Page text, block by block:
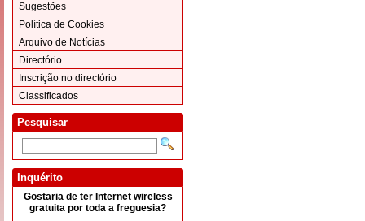
Sugestões
Política de Cookies
Arquivo de Notícias
Directório
Inscrição no directório
Classificados
Pesquisar
Inquérito
Gostaria de ter Internet wireless
gratuita por toda a freguesia?